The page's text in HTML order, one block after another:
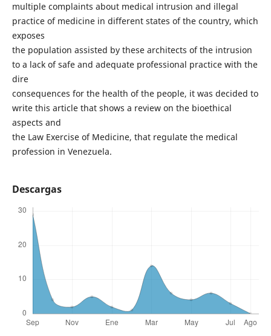
multiple complaints about medical intrusion and illegal
practice of medicine in different states of the country, which
exposes
the population assisted by these architects of the intrusion
to a lack of safe and adequate professional practice with the
dire
consequences for the health of the people, it was decided to
write this article that shows a review on the bioethical
aspects and
the Law Exercise of Medicine, that regulate the medical
profession in Venezuela.
Descargas